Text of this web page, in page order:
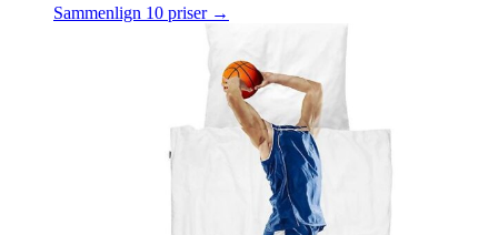
Sammenlign 10 priser →